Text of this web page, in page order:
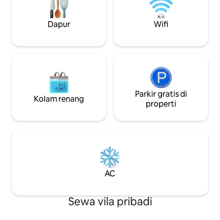
dari Strip atau bandara, dekat dengan
tempat hiking, bersepeda dan mendaki,
sekolah dan olahraga perguruan tinggi,
Hoover. Hewan peliharaan
5 dan interior
kenyamanan
Kolam renang
melengkapi masa
Dapur Wifi
Kolam renang
Parkir gratis di
properti
AC
Sewa vila pribadi